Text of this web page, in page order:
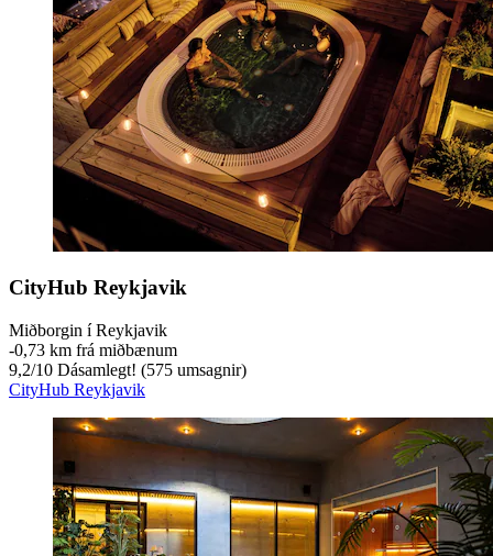
CityHub Reykjavik
Miðborgin í Reykjavik
‐0,73 km frá miðbænum
9,2/10 Dásamlegt! (575 umsagnir)
CityHub Reykjavik